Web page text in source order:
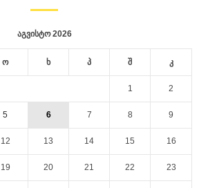
აგვისტო 2026
ო ხ პ შ კ
1 2
5 6 7 8 9
12 13 14 15 16
19 20 21 22 23